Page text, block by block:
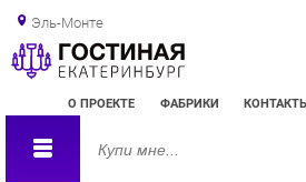
Эль-Монте
О ПРОЕКТЕ ФАБРИКИ КОНТАКТЫ